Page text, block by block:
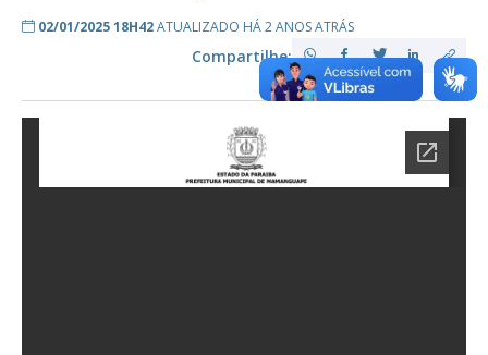
02/01/2025 18H42ATUALIZADO HÁ 2 ANOS ATRÁS
Compartilhe: